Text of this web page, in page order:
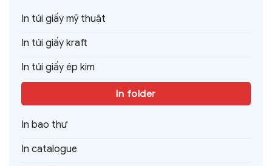
In túi giấy mỹ thuật
In túi giấy kraft
In túi giấy ép kim
In folder
In bao thư
In catalogue